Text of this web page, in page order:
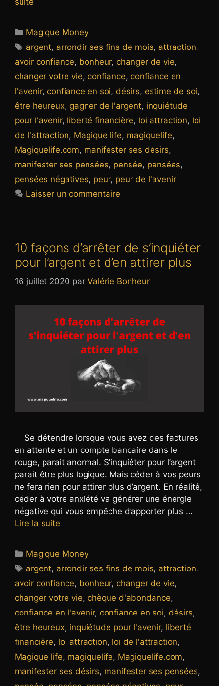
Catégories
Magique Money
Étiquettes
argent, arrondir ses fins de mois, attraction,
avoir confiance, bonheur, changer de vie,
changer votre vie, confiance, confiance en
l'avenir, confiance en soi, désirs, estime de soi,
être heureux, gagner de l'argent, inquiétude
pour l'avenir, liberté financière, loi attraction, loi
de l'attraction, Magique life, magiquelife,
Magiquelife.com, manifester ses désirs,
manifester ses pensées, pensée, pensées,
pensées négatives, peur, peur de l'avenir
Laisser un commentaire
10 façons d’arrêter de s’inquiéter
pour l’argent et d’en attirer plus
16 juillet 2020 par Valérie Bonheur
Se détendre lorsque vous avez des factures
en attente et un compte bancaire dans le
rouge, parait anormal. S’inquiéter pour l’argent
parait être plus logique. Mais céder à vos peurs
ne fera rien pour attirer plus d’argent. En réalité,
céder à votre anxiété va générer une énergie
négative qui vous empêche d’apporter plus …
Lire la suite
Catégories
Magique Money
Étiquettes
argent, arrondir ses fins de mois, attraction,
avoir confiance, bonheur, changer de vie,
changer votre vie, chèque d'abondance,
confiance en l'avenir, confiance en soi, désirs,
être heureux, inquiétude pour l'avenir, liberté
financière, loi attraction, loi de l'attraction,
Magique life, magiquelife, Magiquelife.com,
manifester ses désirs, manifester ses pensées,